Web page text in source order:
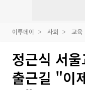
이투데이 사회 교육
정근식 서
출근길 "이